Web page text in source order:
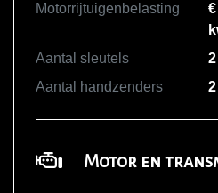
Motorrijtuigenbelasting
Aantal sleutels
2
Aantal handzenders
2
Motor en